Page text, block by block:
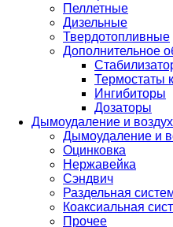
Пеллетные
Дизельные
Твердотопливные
Дополнительное
Термостаты
Ингибиторы
Дозаторы
Дымоудаление и
Дымоудаление и
Оцинковка
Нержавейка
Сэндвич
Раздельная
Коаксиальная
Прочее